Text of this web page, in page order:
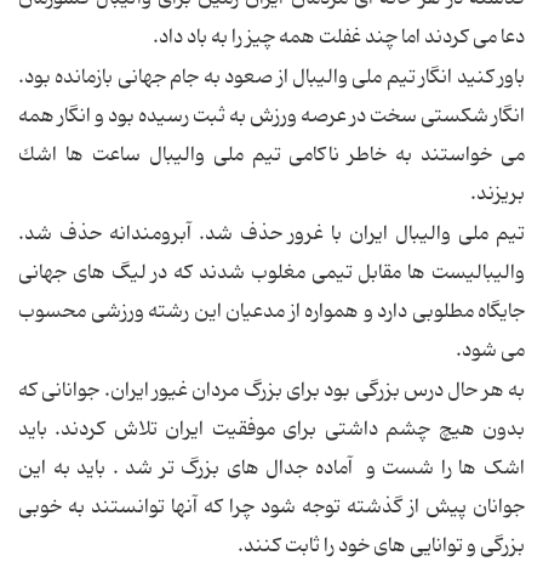
دعا مى كردند اما چند غفلت همه چیز را به باد داد.
باور كنید انگار تیم ملى والیبال از صعود به جام جهانى بازمانده بود.
انگار شكستى سخت در عرصه ورزش به ثبت رسیده بود و انگار همه
مى خواستند به خاطر ناكامى تیم ملى والیبال ساعت ها اشك
بریزند.
تیم ملی والیبال ایران با غرور حذف شد. آبرومندانه حذف شد.
والیبالیست ها مقابل تیمی مغلوب شدند که در لیگ های جهانی
جایگاه مطلوبی دارد و همواره از مدعیان این رشته ورزشی محسوب
می شود.
به هر حال درس بزرگی بود برای بزرگ مردان غیور ایران. جوانانی که
بدون هیچ چشم داشتی برای موفقیت ایران تلاش کردند. باید
اشک ها را شست و آماده جدال های بزرگ تر شد . باید به این
جوانان پیش از گذشته توجه شود چرا که آنها توانستند به خوبی
بزرگی و توانایی های خود را ثابت کنند.